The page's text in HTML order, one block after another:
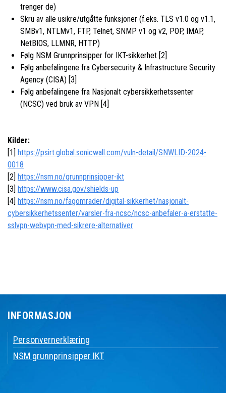
trenger de)
Skru av alle usikre/utgåtte funksjoner (f.eks. TLS v1.0 og v1.1,
SMBv1, NTLMv1, FTP, Telnet, SNMP v1 og v2, POP, IMAP,
NetBIOS, LLMNR, HTTP)
Følg NSM Grunnprinsipper for IKT-sikkerhet [2]
Følg anbefalingene fra Cybersecurity & Infrastructure Security
Agency (CISA) [3]
Følg anbefalingene fra Nasjonalt cybersikkerhetssenter
(NCSC) ved bruk av VPN [4]
Kilder:
[1] https://psirt.global.sonicwall.com/vuln-detail/SNWLID-2024-
0018
[2] https://nsm.no/grunnprinsipper-ikt
[3] https://www.cisa.gov/shields-up
[4] https://nsm.no/fagomrader/digital-sikkerhet/nasjonalt-
cybersikkerhetssenter/varsler-fra-ncsc/ncsc-anbefaler-a-erstatte-
sslvpn-webvpn-med-sikrere-alternativer
INFORMASJON
Personvernerklæring
NSM grunnprinsipper IKT